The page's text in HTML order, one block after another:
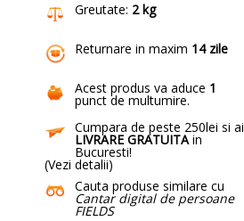
Greutate: 2 kg
Returnare in maxim 14 zile
Acest produs va aduce 1
punct de multumire.
Cumpara de peste 250lei si ai
LIVRARE GRATUITAin
Bucuresti!
(Vezi detalii)
Cauta produse similare cu
Cantar digital de persoane
FIELDS